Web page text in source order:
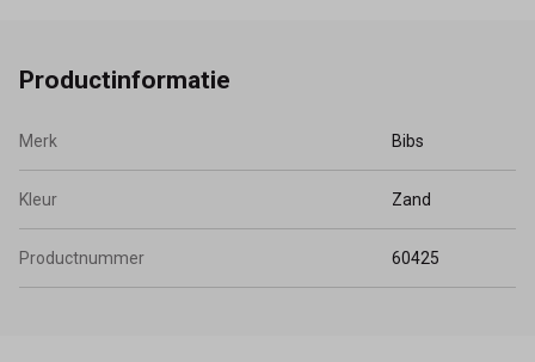
Productinformatie
Merk Bibs
Kleur Zand
Productnummer 60425